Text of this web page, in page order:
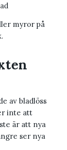
myror på
av bladlöss
inte att
är att nya
ser nya